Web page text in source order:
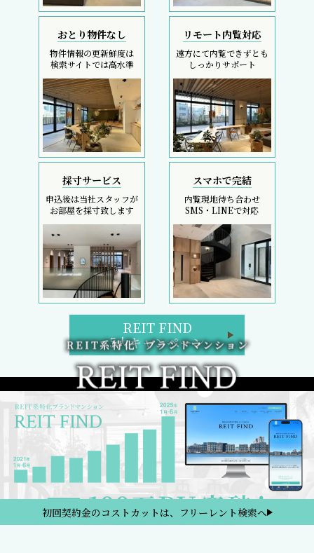
おとり物件なし
物件情報の更新鮮度は
検索サイトでは高水準
リモート内覧対応
遠方にて内覧できずとも
しっかりサポート
採寸サービス
申込後は当社スタッフが
お部屋を採寸致します
スマホで完結
内覧現地待ち合わせ
SMS・LINEで対応
REIT FIND
5大キャンペーン
初回契約金のコストカットは、フリーレント検索へ